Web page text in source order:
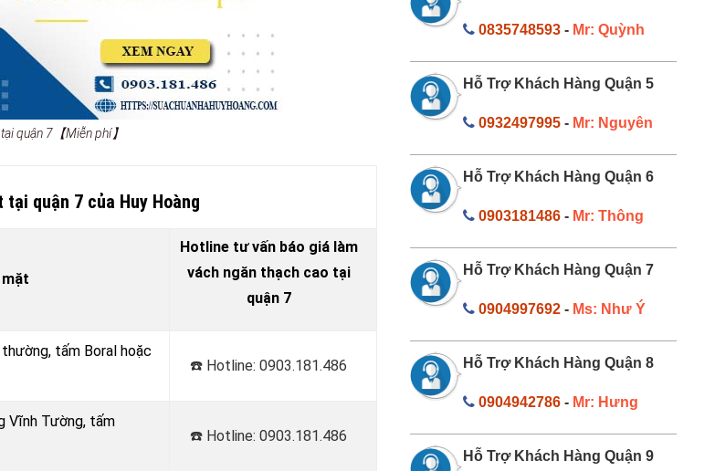
quận 7【Miễn phí】
quận 7 của Huy Hoàng
Hotline tư vấn báo giá làm
vách ngăn thạch cao tại
quận 7
tấm Boral hoặc
☎️ Hotline: 0903.181.486
Vĩnh Tường, tấm
☎️ Hotline: 0903.181.486
0835748593 - Mr: Quỳnh
Hỗ Trợ Khách Hàng Quận 5
0932497995 - Mr: Nguyên
Hỗ Trợ Khách Hàng Quận 6
0903181486 - Mr: Thông
Hỗ Trợ Khách Hàng Quận 7
0904997692 - Ms: Như Ý
Hỗ Trợ Khách Hàng Quận 8
0904942786 - Mr: Hưng
Hỗ Trợ Khách Hàng Quận 9